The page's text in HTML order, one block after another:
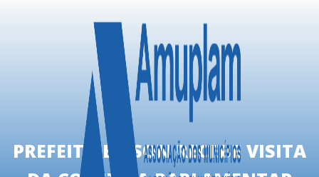
PREFEITO EDISON RECEBE VISITA